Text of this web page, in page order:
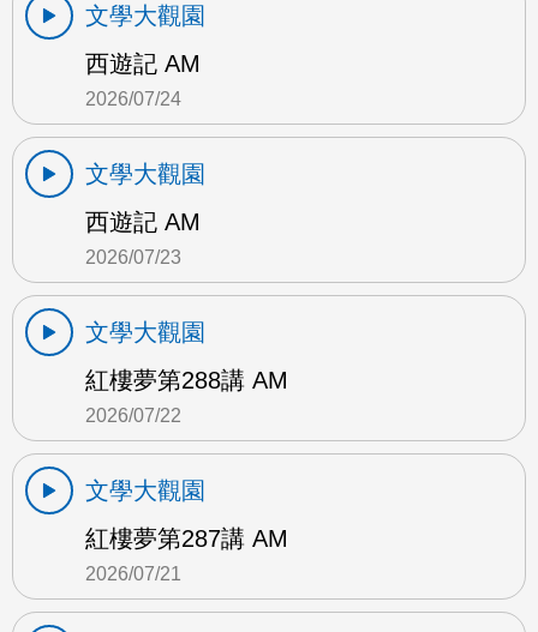
文學大觀園
西遊記 AM
2026/07/24
文學大觀園
西遊記 AM
2026/07/23
文學大觀園
紅樓夢第288講 AM
2026/07/22
文學大觀園
紅樓夢第287講 AM
2026/07/21